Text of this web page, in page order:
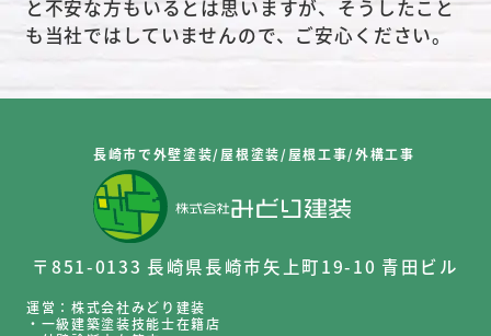
と不安な方もいるとは思いますが、そうしたこと
も当社ではしていませんので、ご安心ください。
長崎市で外壁塗装/屋根塗装/屋根工事/外構工事
〒851-0133 長崎県長崎市矢上町19-10 青田ビル
運営：株式会社みどり建装
・一級建築塗装技能士在籍店